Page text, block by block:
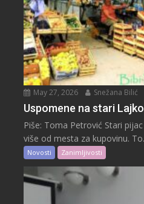
May 27, 2026 Snežana Bilić
Uspomene na stari
Piše: Toma Petrović Stari
više od mesta za kupovinu.
Novosti Zanimljivosti